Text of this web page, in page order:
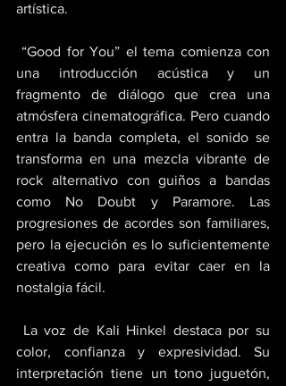
artística.
“Good for You” el tema comienza con
una introducción acústica y un
fragmento de diálogo que crea una
atmósfera cinematográfica. Pero cuando
entra la banda completa, el sonido se
transforma en una mezcla vibrante de
rock alternativo con guiños a bandas
como No Doubt y Paramore. Las
progresiones de acordes son familiares,
pero la ejecución es lo suficientemente
creativa como para evitar caer en la
nostalgia fácil.
color, confianza y expresividad. Su
interpretación tiene un tono juguetón,